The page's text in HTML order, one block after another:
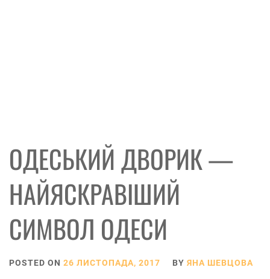
ОДЕСЬКИЙ ДВОРИК —
НАЙЯСКРАВІШИЙ
СИМВОЛ ОДЕСИ
POSTED ON 26 ЛИСТОПАДА, 2017 BY ЯНА ШЕВЦОВА